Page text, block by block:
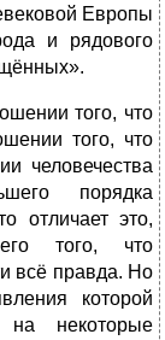
Европы
и рядового
того, что
того, что
человечества
порядка
отличает это,
того, что
всё правда. Но
которой
на некоторые